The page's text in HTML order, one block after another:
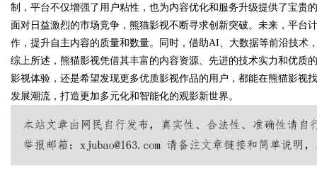
Bo
制，平台不仅增强了用户粘性，也为内容优化和服务升级提供了宝贵
面对日益激烈的市场竞争，熊猫影视不断寻求创新突破。未来，平台
作，提升自主内容的质量和数量。同时，借助AI、大数据等前沿技术
综上所述，熊猫影视凭借其丰富的内容资源、先进的技术实力和优质
影视体验，还是希望发现更多优质影视作品的用户，都能在熊猫影视
发展潮流，打造更加多元化和智能化的观影新世界。